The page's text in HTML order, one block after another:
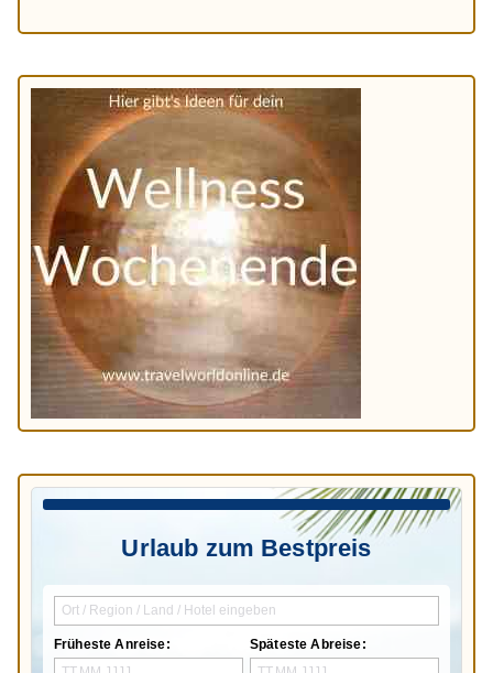
Urlaub zum Bestpreis
Früheste Anreise: Späteste Abreise: